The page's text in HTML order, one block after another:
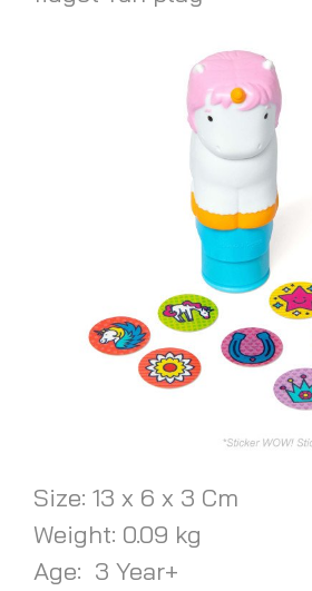
Size: 13 x 6 x 3 Cm
Weight: 0.09 kg
Age: 3 Year+